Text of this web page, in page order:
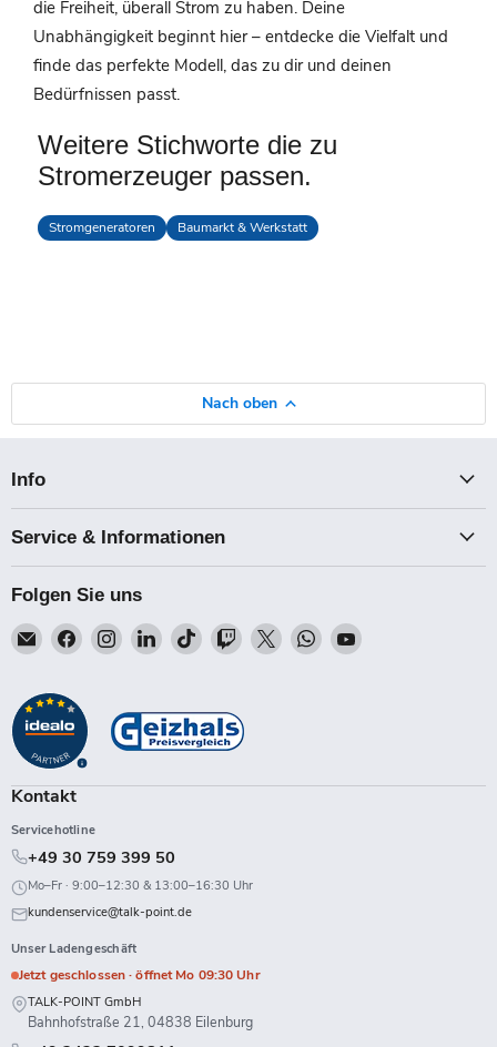
die Freiheit, überall Strom zu haben. Deine
Unabhängigkeit beginnt hier – entdecke die Vielfalt und
finde das perfekte Modell, das zu dir und deinen
Bedürfnissen passt.
Weitere Stichworte die zu
Stromerzeuger passen.
Stromgeneratoren Baumarkt & Werkstatt
Nach oben
Info
Service & Informationen
Folgen Sie uns
Email
Talk-
Finden
Sie
auf
Facebook
Finden
Sie
auf
Instagram
Finden
Sie
auf
LinkedIn
Finden
Sie
auf
TikTok
Finden
Sie
Twitch
Finden
Sie
Finden
Sie
Finden
Kontakt
Servicehotline
+49 30 759 399 50
Mo–Fr · 9:00–12:30 & 13:00–16:30 Uhr
kundenservice@talk-point.de
Unser Ladengeschäft
Jetzt geschlossen · öffnet Mo 09:30 Uhr
TALK-POINT GmbH
Bahnhofstraße 21, 04838 Eilenburg